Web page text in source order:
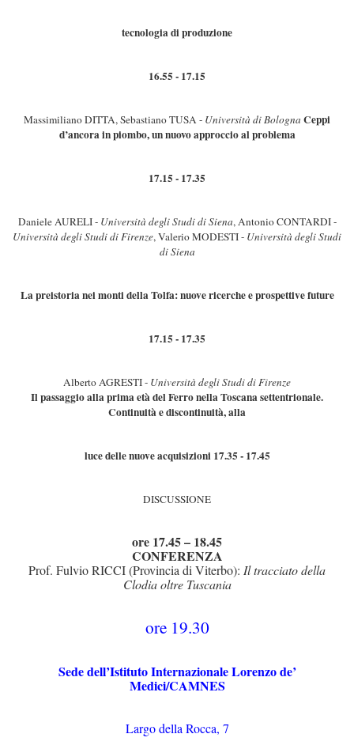
tecnologia di produzione
16.55 - 17.15
Massimiliano DITTA, Sebastiano TUSA - Università di Bologna Ceppi
d’ancora in piombo, un nuovo approccio al problema
17.15 - 17.35
Daniele AURELI - Università degli Studi di Siena, Antonio CONTARDI -
Università degli Studi di Firenze, Valerio MODESTI - Università degli Studi
di Siena
La preistoria nei monti della Tolfa: nuove ricerche e prospettive future
17.15 - 17.35
Alberto AGRESTI - Università degli Studi di Firenze
Il passaggio alla prima età del Ferro nella Toscana settentrionale.
Continuità e discontinuità, alla
luce delle nuove acquisizioni 17.35 - 17.45
DISCUSSIONE
ore 17.45 – 18.45
CONFERENZA
Prof. Fulvio RICCI (Provincia di Viterbo): Il tracciato della
Clodia oltre Tuscania
ore 19.30
Sede dell’Istituto Internazionale Lorenzo de’
Medici/CAMNES
Largo della Rocca, 7